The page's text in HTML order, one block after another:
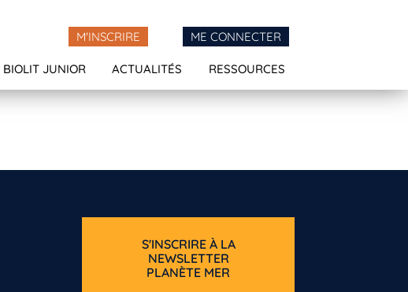
M'INSCRIRE ME CONNECTER
BIOLIT JUNIOR ACTUALITÉS RESSOURCES
S'INSCRIRE À LA
NEWSLETTER
PLANÈTE MER